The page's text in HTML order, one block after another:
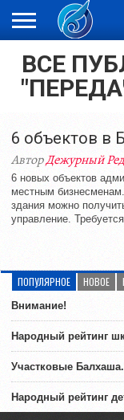
ЖАҢАЛЫҚТАР
НОВОСТИ
ВИДЕО
ОРКЕН
LIVETV
ВСЕ
6 объектов в
АвторДежурный
6 новых объектов
местным
здания можно
управление.
ПОПУЛЯРНОЕ НОВОЕ
Внимание!
Народный рейтинг
Участковые
Народный рейтинг